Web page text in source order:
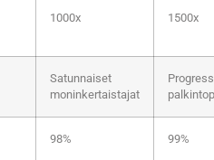
1000x 1500x
Satunnaiset
moninkertaistajat
98% 99%